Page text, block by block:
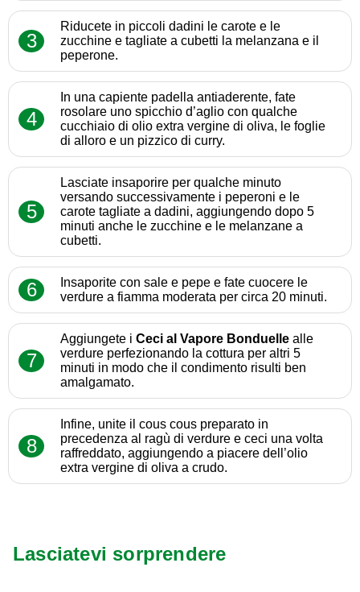
3
Riducete in piccoli dadini le carote e le
zucchine e tagliate a cubetti la melanzana e il
peperone.
4
In una capiente padella antiaderente, fate
rosolare uno spicchio d’aglio con qualche
cucchiaio di olio extra vergine di oliva, le foglie
di alloro e un pizzico di curry.
5
Lasciate insaporire per qualche minuto
versando successivamente i peperoni e le
carote tagliate a dadini, aggiungendo dopo 5
minuti anche le zucchine e le melanzane a
cubetti.
6
Insaporite con sale e pepe e fate cuocere le
verdure a fiamma moderata per circa 20 minuti.
7
Aggiungete i Ceci al Vapore Bonduelle alle
verdure perfezionando la cottura per altri 5
minuti in modo che il condimento risulti ben
amalgamato.
8
Infine, unite il cous cous preparato in
precedenza al ragù di verdure e ceci una volta
raffreddato, aggiungendo a piacere dell’olio
extra vergine di oliva a crudo.
Lasciatevi sorprendere